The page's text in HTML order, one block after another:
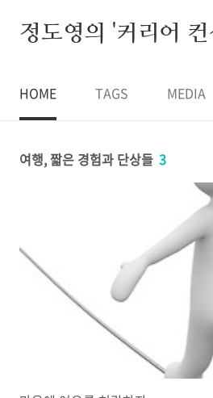
정도영의 '커리어
HOME TAGS MEDIA
여행, 짧은 경험과 단상들 3